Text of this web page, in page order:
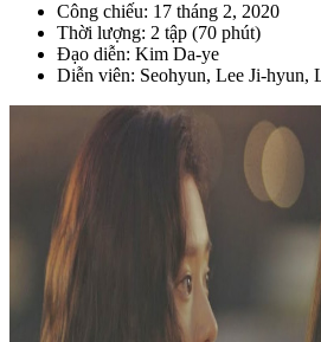
Công chiếu: 17 tháng 2, 2020
Thời lượng: 2 tập (70 phút)
Đạo diễn: Kim Da-ye
Diễn viên: Seohyun, Lee Ji-hyun,